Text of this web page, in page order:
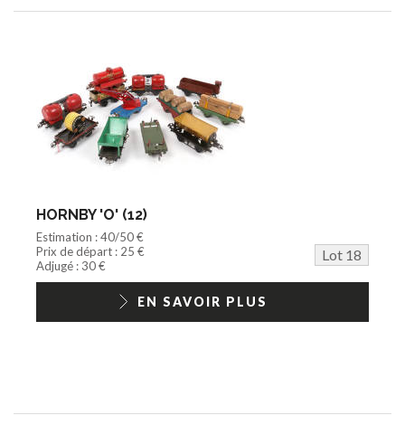
HORNBY 'O' (12)
Estimation : 40/50 €
Prix de départ : 25 €
Lot 18
Adjugé : 30 €
EN SAVOIR PLUS